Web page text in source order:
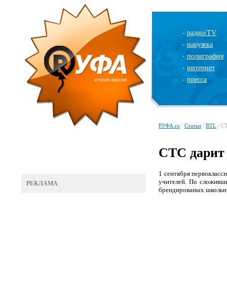
- радио/TV
- наружка
- полиграфия
- интернет
- пресса
РЕКЛАМА
РУФА.ru / Статьи / BTL /
СТС дарит
1 сентября
учителей. По
брендированых